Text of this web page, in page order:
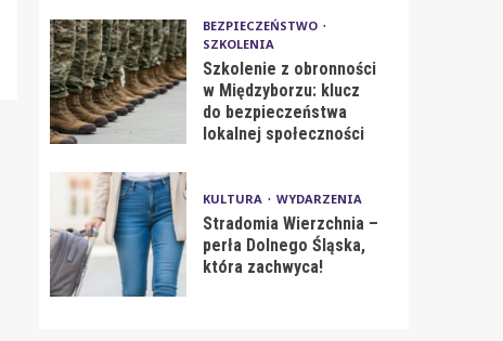
BEZPIECZEŃSTWO
SZKOLENIA
Szkolenie z obronności
w Międzyborzu: klucz
do bezpieczeństwa
lokalnej społeczności
KULTURA WYDARZENIA
Stradomia Wierzchnia –
perła Dolnego Śląska,
która zachwyca!